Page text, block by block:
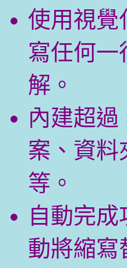
使用視覺
寫任何一
解。
內建超過
案、資料
等。
自動完
動將縮寫